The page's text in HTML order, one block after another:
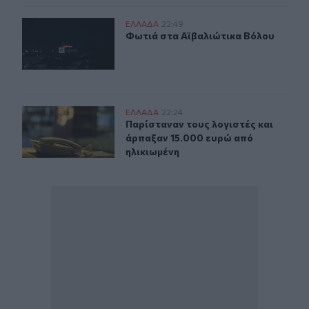
Φωτιά στα Αϊβαλιώτικα Βόλου
ΕΛΛAΔΑ 22:49
Φωτιά στα Αϊβαλιώτικα Βόλου
Φωτιά στα Αϊβαλιώτικα Βόλου
Καστοριά: Νέα τηλεφωνική απάτη με λεία 15.000 ευρώ
ΕΛΛAΔΑ 22:24
Παρίσταναν τους λογιστές και
Παρίσταναν τους λογιστές και
άρπαξαν 15.000 ευρώ από
ηλικιωμένη